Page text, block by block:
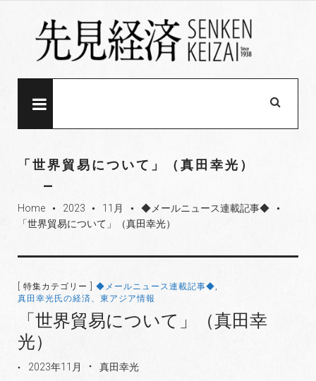
「世界貿易について」（真田幸光）
Home fiber_manual_record 2023 fiber_manual_record 11月 fiber_manual_record ◆メールニュース連載記事◆ fiber_manual_record
「世界貿易について」（真田幸光）
[ 特集カテゴリー ] ◆メールニュース連載記事◆
真田幸光氏の経済、東アジア情報
「世界貿易について」（真田幸
光）
2023年11月 真田幸光